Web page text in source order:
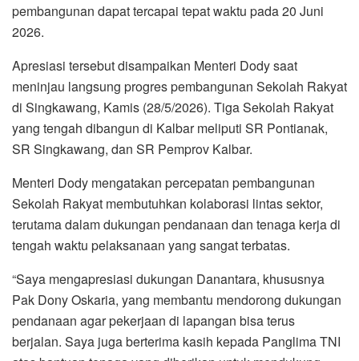
pembangunan dapat tercapai tepat waktu pada 20 Juni
2026.
Apresiasi tersebut disampaikan Menteri Dody saat
meninjau langsung progres pembangunan Sekolah Rakyat
di Singkawang, Kamis (28/5/2026). Tiga Sekolah Rakyat
yang tengah dibangun di Kalbar meliputi SR Pontianak,
SR Singkawang, dan SR Pemprov Kalbar.
Menteri Dody mengatakan percepatan pembangunan
Sekolah Rakyat membutuhkan kolaborasi lintas sektor,
terutama dalam dukungan pendanaan dan tenaga kerja di
tengah waktu pelaksanaan yang sangat terbatas.
“Saya mengapresiasi dukungan Danantara, khususnya
Pak Dony Oskaria, yang membantu mendorong dukungan
pendanaan agar pekerjaan di lapangan bisa terus
berjalan. Saya juga berterima kasih kepada Panglima TNI